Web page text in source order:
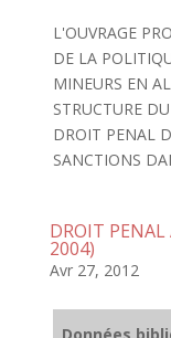
L'OUVRAGE
DE LA
MINEURS EN
STRUCTURE
DROIT PENAL
SANCTIONS
DROIT
2004)
Avr 27, 2012